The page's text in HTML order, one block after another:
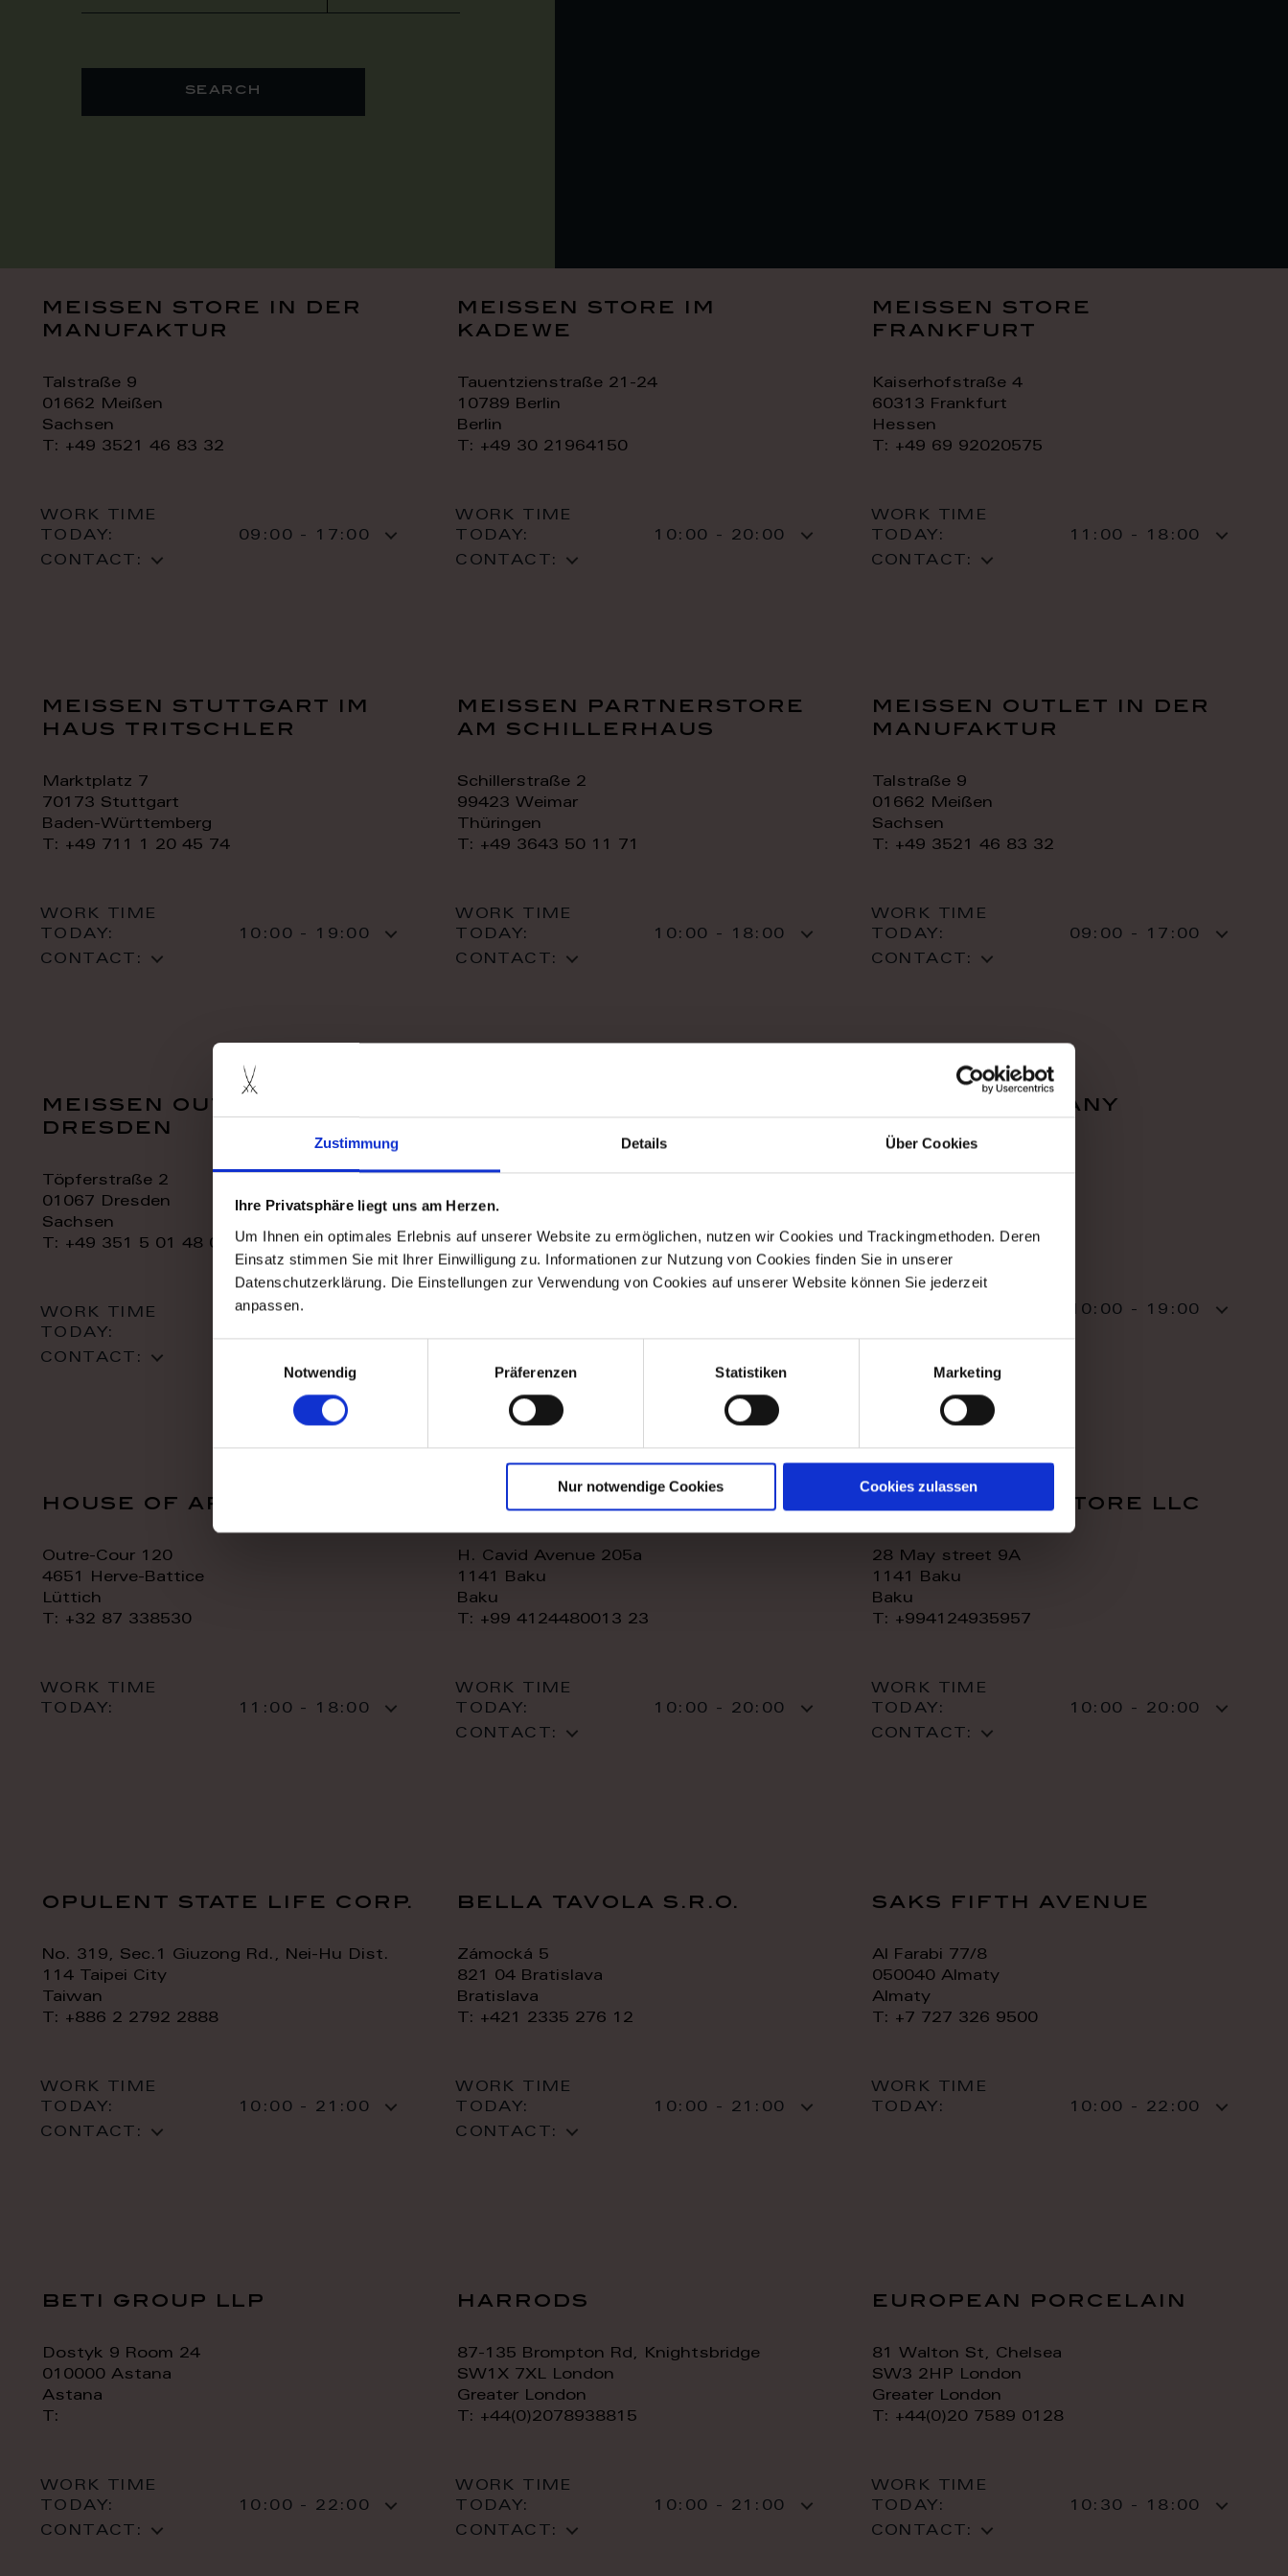
Zustimmung Details Über Cookies
Ihre Privatsphäre liegt uns am Herzen.
Um Ihnen ein optimales Erlebnis auf unserer Website zu ermöglichen, nutzen wir Cookies und Trackingmethoden. Deren
Einsatz stimmen Sie mit Ihrer Einwilligung zu. Informationen zur Nutzung von Cookies finden Sie in unserer
Datenschutzerklärung. Die Einstellungen zur Verwendung von Cookies auf unserer Website können Sie jederzeit
anpassen.
Notwendig
Präferenzen Statistiken Marketing
Nur notwendige Cookies Cookies zulassen
search
meissen store in der
manufaktur
Talstraße 9
01662 Meißen
Sachsen
T: +49 3521 46 83 32
WORK TIME
TODAY:
09:00 - 17:00
CONTACT:
meissen store im
kadewe
Tauentzienstraße 21-24
10789 Berlin
Berlin
T: +49 30 21964150
WORK TIME
TODAY:
10:00 - 20:00
CONTACT:
meissen store
frankfurt
Kaiserhofstraße 4
60313 Frankfurt
Hessen
T: +49 69 92020575
WORK TIME
TODAY:
11:00 - 18:00
CONTACT:
meissen stuttgart im
haus tritschler
Marktplatz 7
70173 Stuttgart
Baden-Württemberg
T: +49 711 1 20 45 74
WORK TIME
TODAY:
10:00 - 19:00
CONTACT:
meissen partnerstore
am schillerhaus
Schillerstraße 2
99423 Weimar
Thüringen
T: +49 3643 50 11 71
WORK TIME
TODAY:
10:00 - 18:00
CONTACT:
meissen outlet in der
manufaktur
Talstraße 9
01662 Meißen
Sachsen
T: +49 3521 46 83 32
WORK TIME
TODAY:
09:00 - 17:00
CONTACT:
meissen outlet
dresden
Töpferstraße 2
01067 Dresden
Sachsen
T: +49 351 5 01 48 06
WORK TIME
TODAY:
CONTACT:
Kiev
WORK TIME
CONTACT:
falcon company
WORK TIME
10:00 - 19:00
CONTACT:
house of art
Outre-Cour 120
4651 Herve-Battice
Lüttich
T: +32 87 338530
WORK TIME
TODAY:
11:00 - 18:00
royal home store llc
H. Cavid Avenue 205a
1141 Baku
Baku
T: +99 4124480013 23
WORK TIME
TODAY:
10:00 - 20:00
CONTACT:
royal home store llc
28 May street 9A
1141 Baku
Baku
T: +994124935957
WORK TIME
TODAY:
10:00 - 20:00
CONTACT:
opulent state life corp.
No. 319, Sec.1 Giuzong Rd., Nei-Hu Dist.
114 Taipei City
Taiwan
T: +886 2 2792 2888
WORK TIME
TODAY:
10:00 - 21:00
CONTACT:
bella tavola s.r.o.
Zámocká 5
821 04 Bratislava
Bratislava
T: +421 2335 276 12
WORK TIME
TODAY:
10:00 - 21:00
CONTACT:
saks fifth avenue
Al Farabi 77/8
050040 Almaty
Almaty
T: +7 727 326 9500
WORK TIME
TODAY:
10:00 - 22:00
beti group llp
Dostyk 9 Room 24
010000 Astana
Astana
T:
WORK TIME
TODAY:
10:00 - 22:00
CONTACT:
harrods
87-135 Brompton Rd, Knightsbridge
SW1X 7XL London
Greater London
T: +44(0)2078938815
WORK TIME
TODAY:
10:00 - 21:00
CONTACT:
european porcelain
81 Walton St, Chelsea
SW3 2HP London
Greater London
T: +44(0)20 7589 0128
WORK TIME
TODAY:
10:30 - 18:00
CONTACT: